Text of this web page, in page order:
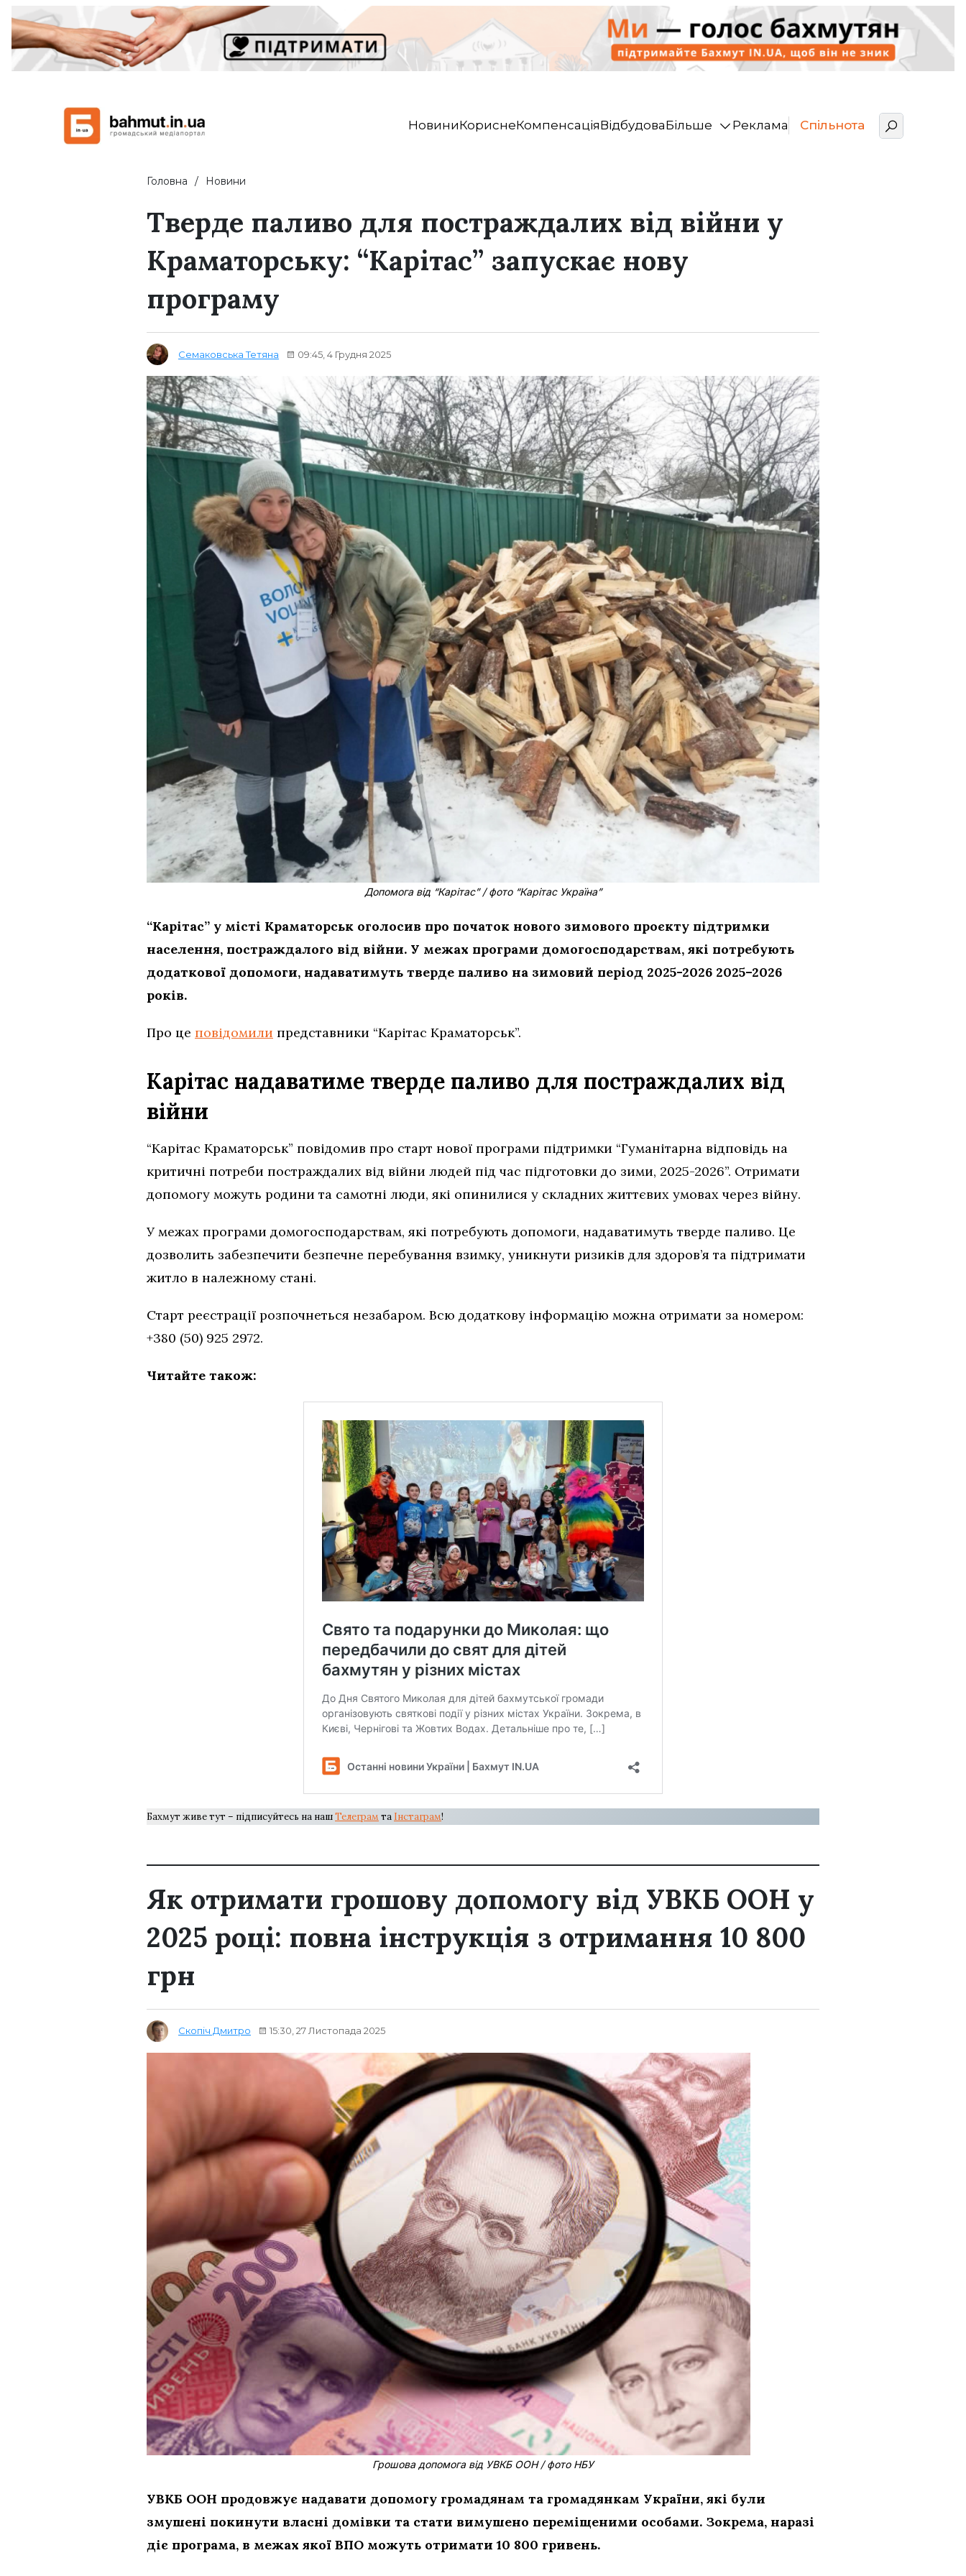
НовиниКориснеКомпенсаціяВідбудоваБільше Реклама Спільнота
Головна Новини
Тверде паливо для постраждалих від війни у
Краматорську: “Карітас” запускає нову
програму
Семаковська Тетяна 09:45, 4 Грудня 2025
Допомога від “Карітас” / фото “Карітас Україна”
“Карітас” у місті Краматорськ оголосив про початок нового зимового проєкту підтримки
населення, постраждалого від війни. У межах програми домогосподарствам, які потребують
додаткової допомоги, надаватимуть тверде паливо на зимовий період 2025-2026 2025–2026
років.
Про це повідомили представники “Карітас Краматорськ”.
Карітас надаватиме тверде паливо для постраждалих від
війни
“Карітас Краматорськ” повідомив про старт нової програми підтримки “Гуманітарна відповідь на
критичні потреби постраждалих від війни людей під час підготовки до зими, 2025-2026”. Отримати
допомогу можуть родини та самотні люди, які опинилися у складних життєвих умовах через війну.
У межах програми домогосподарствам, які потребують допомоги, надаватимуть тверде паливо. Це
дозволить забезпечити безпечне перебування взимку, уникнути ризиків для здоров’я та підтримати
житло в належному стані.
Старт реєстрації розпочнеться незабаром. Всю додаткову інформацію можна отримати за номером:
+380 (50) 925 2972.
Читайте також:
Бахмут живе тут – підписуйтесь на нашТелеграм та Інстаграм!
Як отримати грошову допомогу від УВКБ ООН у
2025 році: повна інструкція з отримання 10 800
грн
Скопіч Дмитро 15:30, 27 Листопада 2025
Грошова допомога від УВКБ ООН/ фото НБУ
УВКБ ООН продовжує надавати допомогу громадянам та громадянкам України, які були
змушені покинути власні домівки та стати вимушено переміщеними особами. Зокрема, наразі
діє програма, в межах якої ВПО можуть отримати 10 800 гривень.